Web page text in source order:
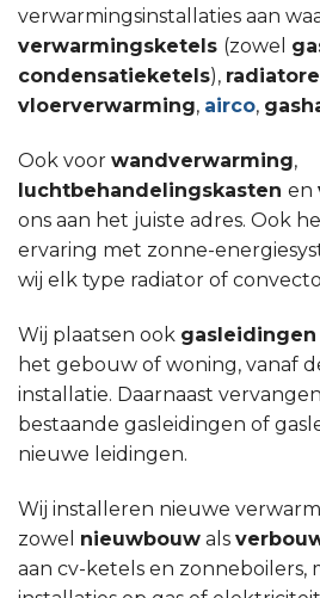
verwarmingsinstallaties aan
verwarmingsketels (zowel
condensatieketels),
vloerverwarming, airco,
Ook voor wandverwarming,
luchtbehandelingskasten en
ons aan het juiste adres. Ook
ervaring met zonne-
wij elk type radiator of
Wij plaatsen ook gasleidingen
het gebouw of woning, vanaf
installatie. Daarnaast
bestaande gasleidingen of
nieuwe leidingen.
Wij installeren nieuwe
zowel nieuwbouw als
aan cv-ketels en zonneboilers,